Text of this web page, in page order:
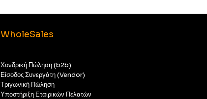
WholeSales
Χονδρική Πώληση (b2b)
Είσοδος Συνεργάτη (Vendor)
Τριγωνική Πώληση
Υποστήριξη Εταιρικών Πελατών